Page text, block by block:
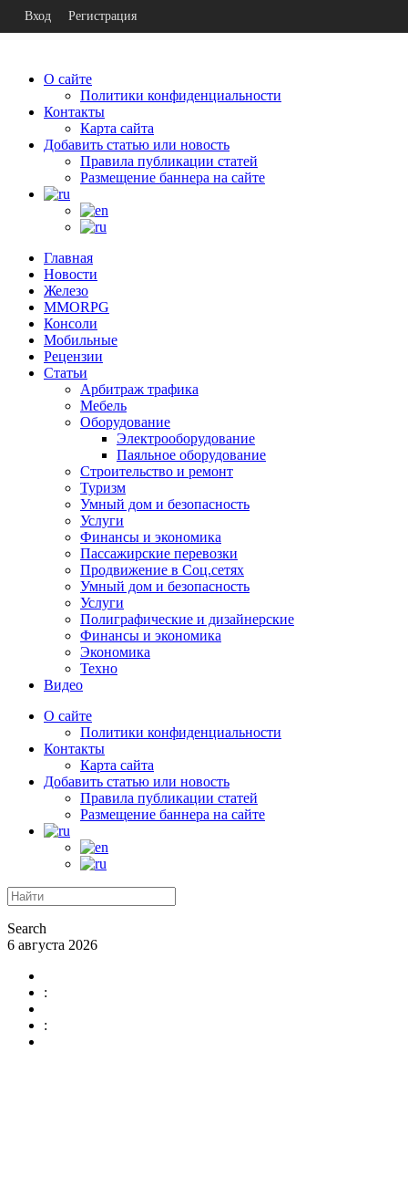
О сайте
Политики конфиденциальности
Контакты
Карта сайта
Добавить статью или новость
Правила публикации статей
Размещение баннера на сайте
Главная
Новости
Железо
MMORPG
Консоли
Мобильные
Рецензии
Статьи
Арбитраж трафика
Мебель
Оборудование
Электрооборудование
Паяльное оборудование
Строительство и ремонт
Туризм
Умный дом и безопасность
Услуги
Финансы и экономика
Пассажирские перевозки
Продвижение в Соц.сетях
Умный дом и безопасность
Услуги
Полиграфические и дизайнерские
Финансы и экономика
Экономика
Техно
Видео
О сайте
Политики конфиденциальности
Контакты
Карта сайта
Добавить статью или новость
Правила публикации статей
Размещение баннера на сайте
Search
6 августа 2026
:
:
Вход Регистрация